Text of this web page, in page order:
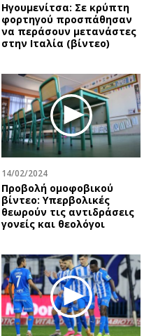
Ηγουμενίτσα: Σε κρύπτη
φορτηγού προσπάθησαν
να περάσουν μετανάστες
στην Ιταλία (βίντεο)
14/02/2024
Προβολή ομοφοβικού
βίντεο: Υπερβολικές
θεωρούν τις αντιδράσεις
γονείς και θεολόγοι